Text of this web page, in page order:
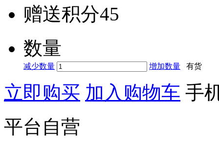
赠送积分45
数量
减少数量 增加数量 有货
立即购买 加入购物车 手
平台自营